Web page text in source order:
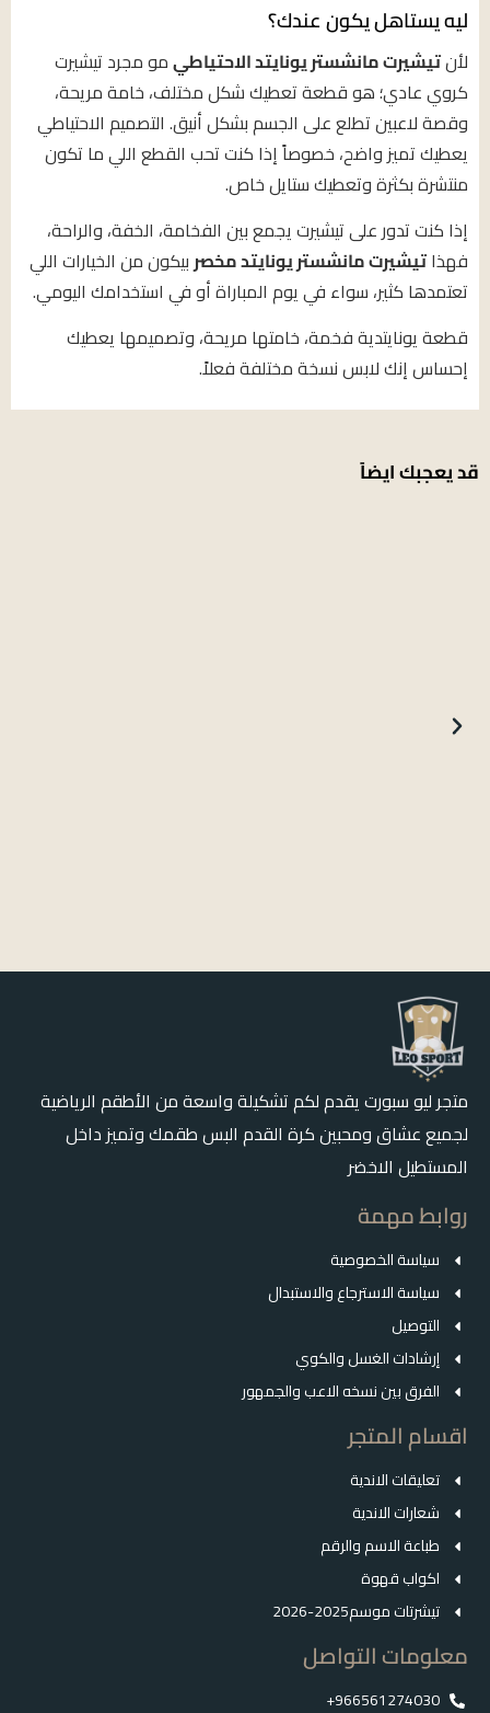
ليه يستاهل يكون عندك؟
لأنتيشيرت مانشستر يونايتد الاحتياطيمو مجرد تيشيرت
كروي عادي؛ هو قطعة تعطيك شكل مختلف، خامة مريحة،
وقصة لاعبين تطلع على الجسم بشكل أنيق. التصميم الاحتياطي
يعطيك تميز واضح، خصوصاً إذا كنت تحب القطع اللي ما تكون
منتشرة بكثرة وتعطيك ستايل خاص.
إذا كنت تدور على تيشيرت يجمع بين الفخامة، الخفة، والراحة،
فهذاتيشيرت مانشستر يونايتد مخصر بيكون من الخيارات اللي
تعتمدها كثير، سواء في يوم المباراة أو في استخدامك اليومي.
قطعة يونايتدية فخمة، خامتها مريحة، وتصميمها يعطيك
إحساس إنك لابس نسخة مختلفة فعلاً.
قد يعجبك ايضاً
متجر ليو سبورت يقدم لكم تشكيلة واسعة من الأطقم الرياضية
لجميع عشاق ومحبين كرة القدم البس طقمك وتميز داخل
المستطيل الاخضر
روابط مهمة
سياسة الخصوصية
سياسة الاسترجاع والاستبدال
التوصيل
إرشادات الغسل والكوي
الفرق بين نسخه الاعب والجمهور
اقسام المتجر
تعليقات الاندية
شعارات الاندية
طباعة الاسم والرقم
اكواب قهوة
تيشرتات موسم2025-2026
معلومات التواصل
966561274030+